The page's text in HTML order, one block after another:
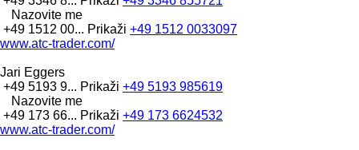
Nazovite me
+49 1512 00... Prikaži +49 1512 0033097
www.atc-trader.com/
Jari Eggers
+49 5193 9... Prikaži +49 5193 985619
Nazovite me
+49 173 66... Prikaži +49 173 6624532
www.atc-trader.com/